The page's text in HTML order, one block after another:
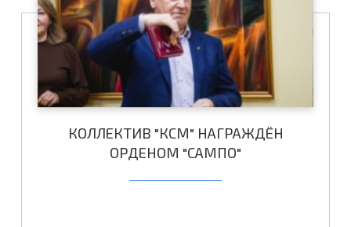
КОЛЛЕКТИВ "КСМ" НАГРАЖДЁН
ОРДЕНОМ "САМПО"